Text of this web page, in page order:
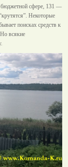
бюджетной сфере, 131 —
Некоторые
поисках средств к
всякие